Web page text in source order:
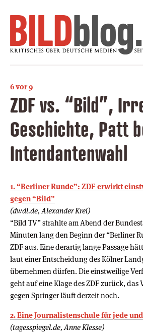
6 vor 9
ZDF vs. “Bild”,
Geschichte, Patt
Intendantenwahl
1. “Berliner Runde”: ZDF erwirkt
gegen “Bild”
(dwdl.de, Alexander Krei)
“Bild TV” strahlte am Abend der
Minuten lang den Beginn der “Berliner
ZDF aus. Eine derartig lange Passage
laut einer Entscheidung des Kölner
übernehmen dürfen. Die einstweilige
geht auf eine Klage des ZDF zurück, das
gegen Springer läuft derzeit noch.
2. Eine Journalistenschule für jede
(tagesspiegel.de, Anne Klesse)